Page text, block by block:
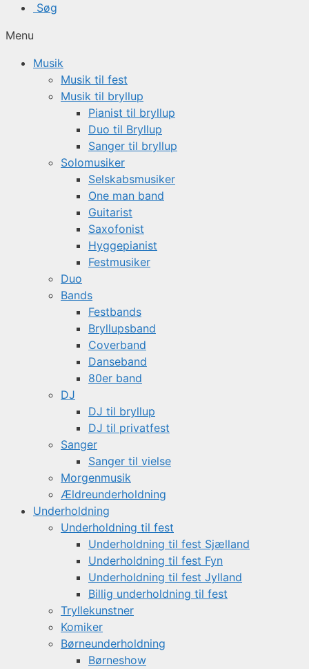
Søg
Menu
Musik
Musik til fest
Musik til bryllup
Pianist til bryllup
Duo til Bryllup
Sanger til bryllup
Solomusiker
Selskabsmusiker
One man band
Guitarist
Saxofonist
Hyggepianist
Festmusiker
Duo
Bands
Festbands
Bryllupsband
Coverband
Danseband
80er band
DJ
DJ til bryllup
DJ til privatfest
Sanger
Sanger til vielse
Morgenmusik
Ældreunderholdning
Underholdning
Underholdning til fest
Underholdning til fest Sjælland
Underholdning til fest Fyn
Underholdning til fest Jylland
Billig underholdning til fest
Tryllekunstner
Komiker
Børneunderholdning
Børneshow